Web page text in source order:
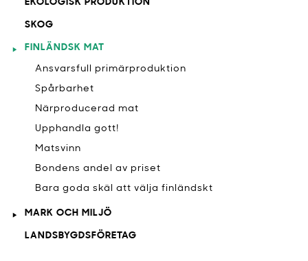
EKOLOGISK PRODUKTION
SKOG
FINLÄNDSK MAT
Ansvarsfull primärproduktion
Spårbarhet
Närproducerad mat
Upphandla gott!
Matsvinn
Bondens andel av priset
Bara goda skäl att välja finländskt
MARK OCH MILJÖ
LANDSBYGDSFÖRETAG